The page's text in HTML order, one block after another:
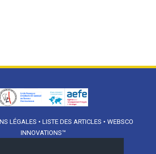
LÉGALES • LISTE DES ARTICLES • WEBSCO
INNOVATIONS™